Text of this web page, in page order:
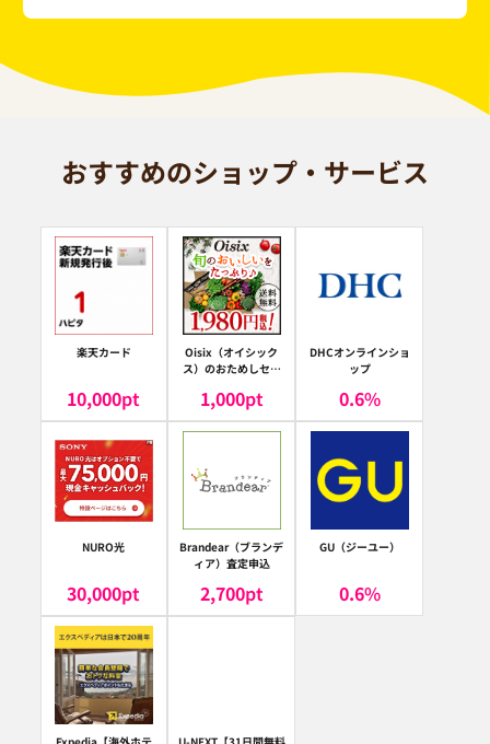
おすすめのショップ・サービス
楽天カード
10,000pt
Oisix（オイシック
ス）のおためしセッ
1,000pt
DHCオンラインショ
ップ
0.6%
NURO光
30,000pt
Brandear（ブランデ
ィア）査定申込
2,700pt
GU（ジーユー）
0.6%